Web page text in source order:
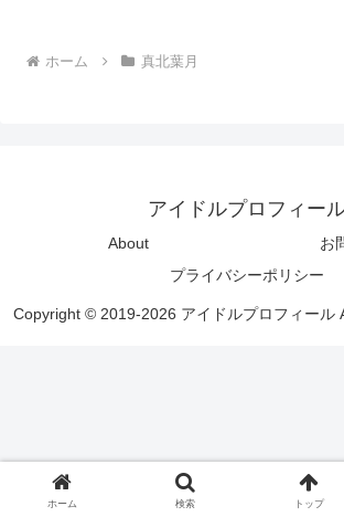
ホーム 真北葉月
アイドルプロフィー
About
お
プライバシーポリシー
Copyright © 2019-2026 アイドルプロフィール
ホーム 検索 トップ